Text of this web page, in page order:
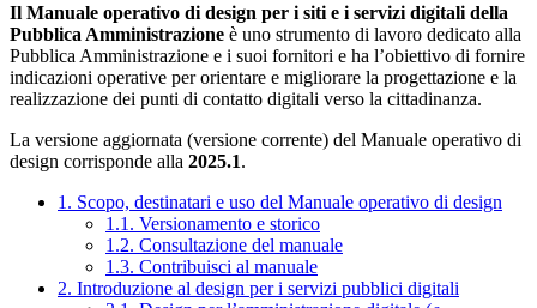
Il Manuale operativo di design per i siti e i servizi digitali della
Pubblica Amministrazione è uno strumento di lavoro dedicato alla
Pubblica Amministrazione e i suoi fornitori e ha l’obiettivo di fornire
indicazioni operative per orientare e migliorare la progettazione e la
realizzazione dei punti di contatto digitali verso la cittadinanza.
La versione aggiornata (versione corrente) del Manuale operativo di
design corrisponde alla 2025.1.
1. Scopo, destinatari e uso del Manuale operativo di design
1.1. Versionamento e storico
1.2. Consultazione del manuale
1.3. Contribuisci al manuale
2. Introduzione al design per i servizi pubblici digitali